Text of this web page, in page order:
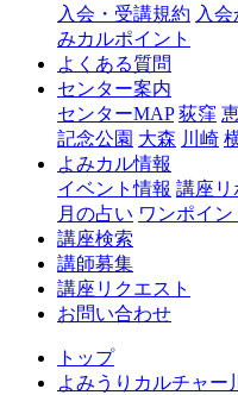
入会・受講規約 入
みカルポイント
よくある質問
センター案内
センターMAP 荻窪
記念公園 大森 川崎
よみカル情報
イベント情報 講座リ
月の占い ワンポイ
講座検索
講師募集
講座リクエスト
お問い合わせ
トップ
よみうりカルチャー